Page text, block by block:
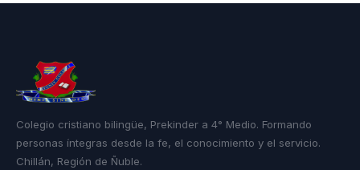
Colegio cristiano bilingüe, Prekinder a 4° Medio. Formando
personas íntegras desde la fe, el conocimiento y el servicio.
Chillán, Región de Ñuble.